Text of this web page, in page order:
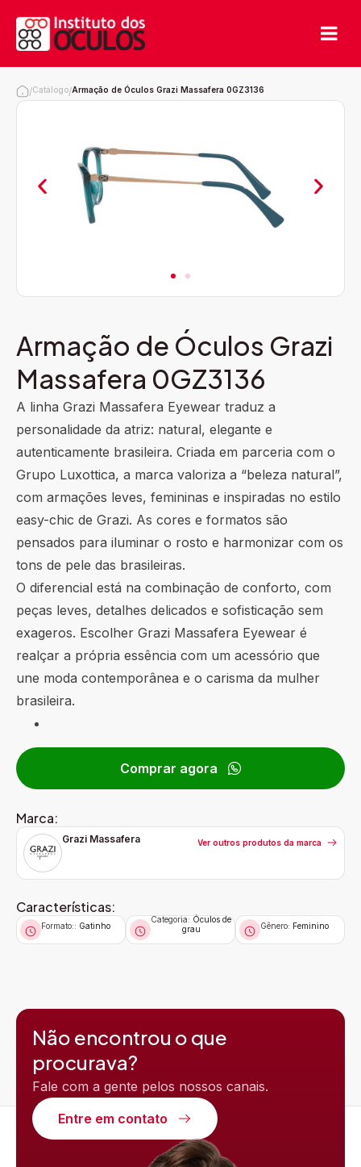
/Catálogo/Armação de Óculos Grazi Massafera 0GZ3136
Armação de Óculos Grazi
Massafera 0GZ3136
A linha Grazi Massafera Eyewear traduz a
personalidade da atriz: natural, elegante e
autenticamente brasileira. Criada em parceria com o
Grupo Luxottica, a marca valoriza a “beleza natural”,
com armações leves, femininas e inspiradas no estilo
easy-chic de Grazi. As cores e formatos são
pensados para iluminar o rosto e harmonizar com os
tons de pele das brasileiras.
O diferencial está na combinação de conforto, com
peças leves, detalhes delicados e sofisticação sem
exageros. Escolher Grazi Massafera Eyewear é
realçar a própria essência com um acessório que
une moda contemporânea e o carisma da mulher
brasileira.
Comprar agora
Marca:
Grazi Massafera Ver outros produtos da marca
Características:
Formato:: Gatinho
Categoria:Óculos de
grau
Gênero: Feminino
Não encontrou o que
procurava?
Fale com a gente pelos nossos canais.
Entre em contato